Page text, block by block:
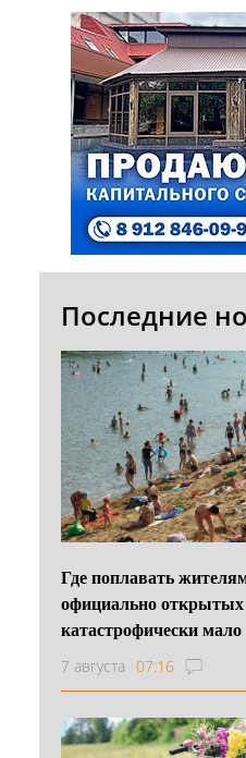
Последние
Где поплавать
официально
катастрофически мало
7 августа 07:16